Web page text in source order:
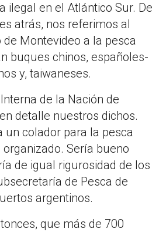
ilegal en el Atlántico Sur. De
atrás, nos referimos al
Montevideo a la pesca
buques chinos, españoles-
y, taiwaneses.
de la Nación de
detalle nuestros dichos.
un colador para la pesca
Sería bueno
de igual rigurosidad de los
de Pesca de
argentinos.
que más de 700